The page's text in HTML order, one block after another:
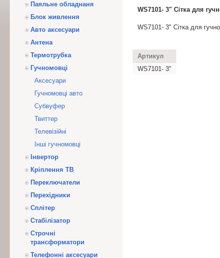
Паяльне обладнаня
Блок живлення
Авто аксесуари
Антена
Термотрубка
Гучномовці
Аксесуари
Гучномовці авто
Субвуфер
Твиттер
Телевізійні
Інші гучномовці
Інвертор
Кріплення ТВ
Переключатели
Перехідники
Сплітер
Стабілізатор
Строчні
трансформатори
Телефонні аксесуари
WS7101- 3" Сітка для
WS7101- 3" Сітка для
Артикул
WS7101- 3"